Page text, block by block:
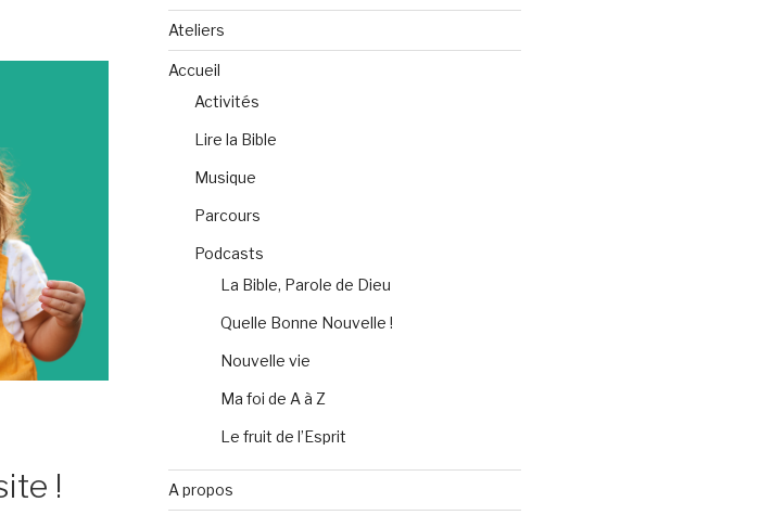
!
Ateliers
Accueil
Activités
Lire la Bible
Musique
Parcours
Podcasts
La Bible, Parole de Dieu
Quelle Bonne Nouvelle !
Nouvelle vie
Ma foi de A à Z
Le fruit de l’Esprit
A propos